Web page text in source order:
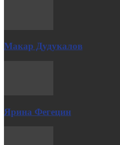
Макар Дудукалов
Ярина Фегецин